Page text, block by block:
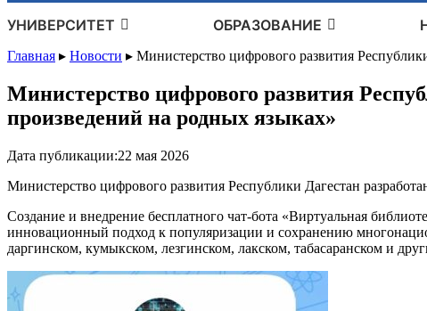
УНИВЕРСИТЕТ ОБРАЗОВАНИЕ
Главная ▸ Новости ▸ Министерство цифрового развития
Министерство цифрового развития
произведений на родных языках»
Дата публикации:22 мая 2026
Министерство цифрового развития Республики Дагестан
Создание и внедрение бесплатного чат-бота «Виртуальная
инновационный подход к популяризации и сохранению
даргинском, кумыкском, лезгинском, лакском, табасаранском и